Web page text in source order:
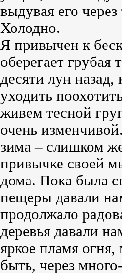
выдувая его
Холодно.
Я привычен к
оберегает грубая
десяти лун назад,
уходить
живем тесной
очень
зима – слишком
привычке своей
дома. Пока была
пещеры давали
продолжало
деревья давали
яркое пламя
быть, через